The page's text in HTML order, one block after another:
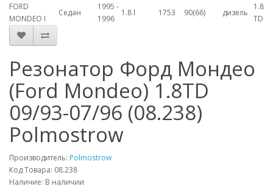
FORD
MONDEO I
Седан
1995 -
1996
1.8 l 1753 90(66) дизель
1.8
TD
Резонатор Форд Мондео
(Ford Mondeo) 1.8TD
09/93-07/96 (08.238)
Polmostrow
Производитель: Polmostrow
Код Товара: 08.238
Наличие: В наличии